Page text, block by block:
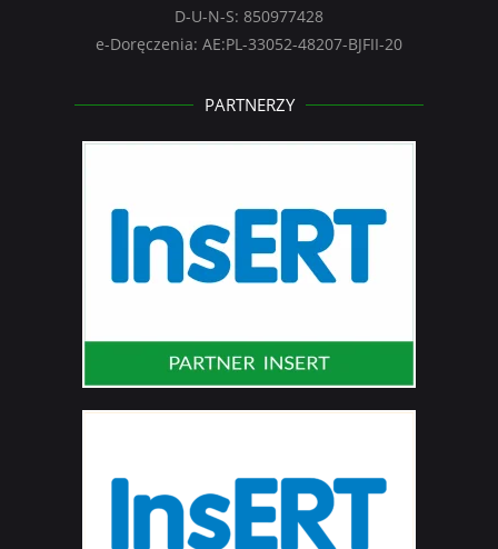
D-U-N-S: 850977428
e-Doręczenia: AE:PL-33052-48207-BJFII-20
PARTNERZY